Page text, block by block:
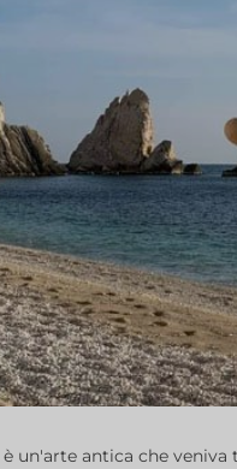
è un'arte antica che veniva